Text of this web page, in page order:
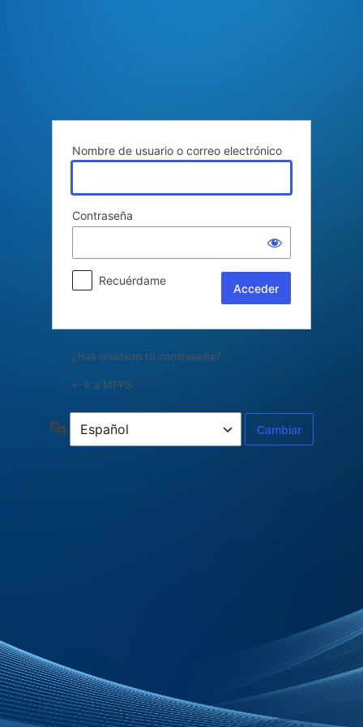
Nombre de usuario o correo electrónico
Contraseña
Recuérdame
¿Has olvidado tu contraseña?
← Ir a MPPS
Idioma